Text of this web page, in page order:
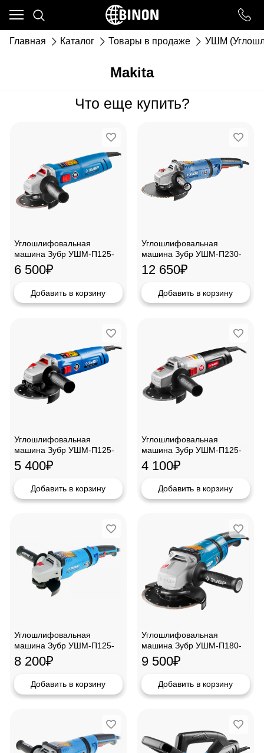
Главная Каталог Товары в продаже УШМ
Makita
Что еще купить?
Углошлифовальная
машина Зубр УШМ-П125-
1200ЭПСТ
6 500₽
Добавить в корзину
Углошлифовальная
машина Зубр УШМ-П230-
2600ПВСТ
12 650₽
Добавить в корзину
Углошлифовальная
машина Зубр УШМ-П125-
1000
5 400₽
Добавить в корзину
Углошлифовальная
машина Зубр УШМ-П125-
850
4 100₽
Добавить в корзину
Углошлифовальная
машина Зубр УШМ-П125-
1400ЭПСТ
8 200₽
Добавить в корзину
Углошлифовальная
машина Зубр УШМ-П180-
2100ПВ
9 500₽
Добавить в корзину
Ваш город - ст. Каневская,
угадали?
ДА НЕТ